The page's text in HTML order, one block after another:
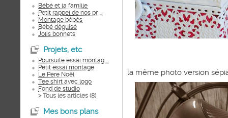
Bébé et la famille
Petit rappel de nos pr ...
Montage bébés
Bébé déguisé
Jolis bonnets
Projets, etc
Poursuite essai montag ...
Petit essai montage
Le Père Noël
Tee shirt avec logo
Fond de studio
> Tous les articles (8)
Mes bons plans
la même photo version